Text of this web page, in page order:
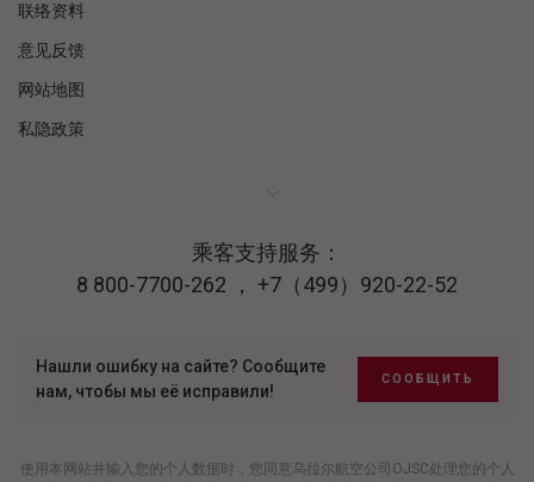
联络资料
意见反馈
网站地图
私隐政策
乘客支持服务：
8 800-7700-262 ， +7（499）920-22-52
Нашли ошибку на сайте? Сообщите
нам, чтобы мы её исправили!
СООБЩИТЬ
使用本网站并输入您的个人数据时，您同意乌拉尔航空公司OJSC处理您的个人